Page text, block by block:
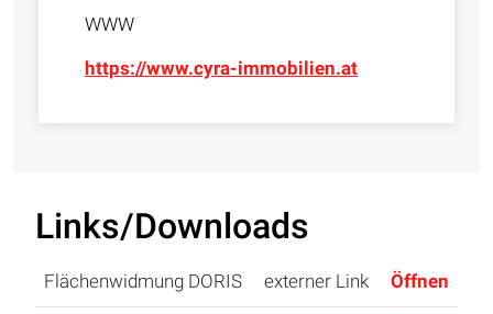
WWW
https://www.cyra-immobilien.at
Links/Downloads
Flächenwidmung DORIS externer Link Öffnen